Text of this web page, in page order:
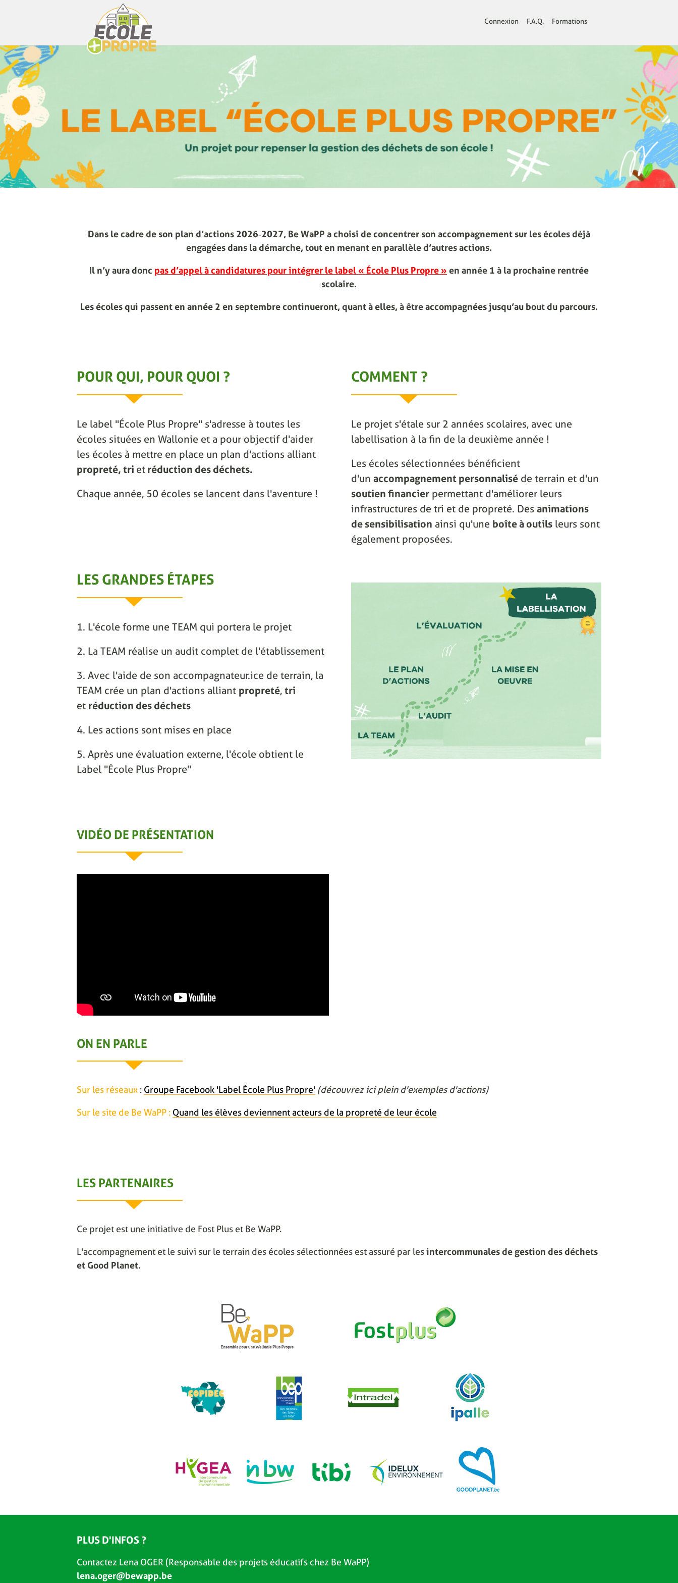
Connexion F.A.Q. Formations
Dans le cadre de son plan d’actions 2026‑2027, Be WaPP a choisi de concentrer son accompagnement sur les écoles déjà
engagées dans la démarche, tout en menant en parallèle d’autres actions.
Il n’y aura donc pas d’appel à candidatures pour intégrer le label « École Plus Propre » en année 1 à la prochaine rentrée
scolaire.
Les écoles qui passent en année 2 en septembre continueront, quant à elles, à être accompagnées jusqu’au bout du parcours.
POUR QUI, POUR QUOI ?
Le label "École Plus Propre" s'adresse à toutes les
écoles situées en Wallonie et a pour objectif d'aider
les écoles à mettre en place un plan d'actions alliant
propreté, tri et réduction des déchets.
Chaque année, 50 écoles se lancent dans l'aventure !
COMMENT ?
Le projet s'étale sur 2 années scolaires, avec une
labellisation à la fin de la deuxième année !
Les écoles sélectionnées bénéficient
d'un accompagnement personnalisé de terrain et d'un
soutien financier permettant d'améliorer leurs
infrastructures de tri et de propreté. Des animations
de sensibilisation ainsi qu'une boîte à outils leurs sont
également proposées.
LES GRANDES ÉTAPES
1. L'école forme une TEAM qui portera le projet
2. La TEAM réalise un audit complet de l'établissement
3. Avec l'aide de son accompagnateur.ice de terrain, la
TEAM crée un plan d'actions alliant propreté, tri
et réduction des déchets
4. Les actions sont mises en place
5. Après une évaluation externe, l'école obtient le
Label "École Plus Propre"
VIDÉO DE PRÉSENTATION
ON EN PARLE
Sur les réseaux : Groupe Facebook 'Label École Plus Propre' (découvrez ici plein d'exemples d'actions)
Sur le site de Be WaPP : Quand les élèves deviennent acteurs de la propreté de leur école
LES PARTENAIRES
Ce projet est une initiative de Fost Plus et Be WaPP.
L'accompagnement et le suivi sur le terrain des écoles sélectionnées est assuré par lesintercommunales de gestion des déchets
et Good Planet.
PLUS D'INFOS ?
Contactez Lena OGER (Responsable des projets éducatifs chez Be WaPP)
lena.oger@bewapp.be